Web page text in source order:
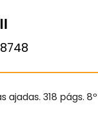
ajadas. 318 págs. 8º